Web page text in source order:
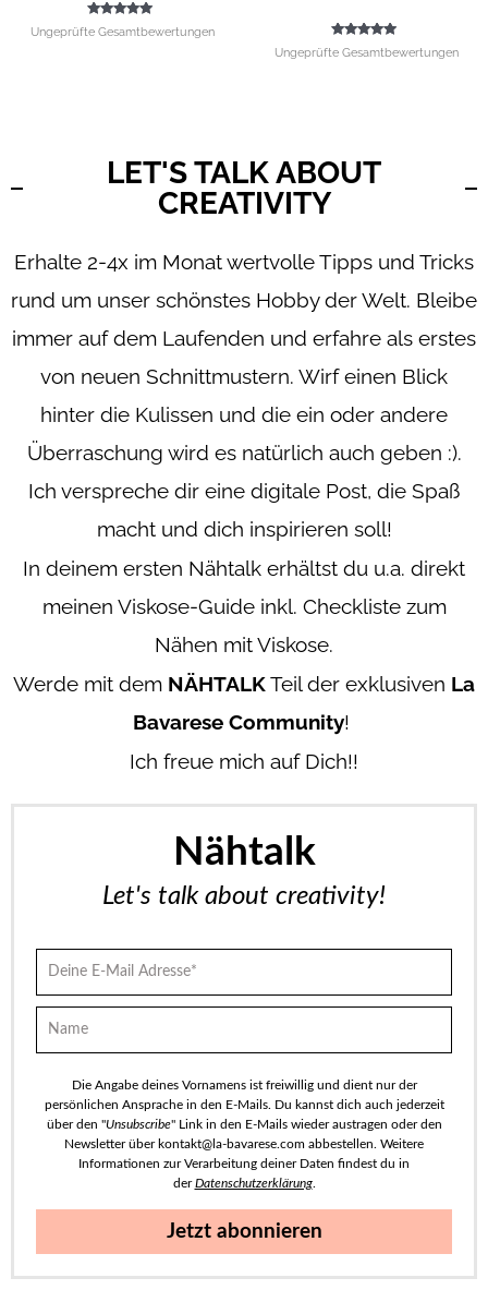
Bewertet mit
5.00
Ungeprüfte Gesamtbewertungen
Bewertet
mit
Ungeprüfte Gesamtbewertungen
LET'S TALK ABOUT
CREATIVITY
Erhalte 2-4x im Monat wertvolle Tipps und Tricks
rund um unser schönstes Hobby der Welt. Bleibe
immer auf dem Laufenden und erfahre als erstes
von neuen Schnittmustern. Wirf einen Blick
hinter die Kulissen und die ein oder andere
Überraschung wird es natürlich auch geben :).
Ich verspreche dir eine digitale Post, die Spaß
macht und dich inspirieren soll!
In deinem ersten Nähtalk erhältst du u.a. direkt
meinen Viskose-Guide inkl. Checkliste zum
Nähen mit Viskose.
Werde mit dem NÄHTALKTeil der exklusiven La
Bavarese Community!
Ich freue mich auf Dich!!
Nähtalk
Let's talk about creativity!
Die Angabe deines Vornamens ist freiwillig und dient nur der
persönlichen Ansprache in den E-Mails. Du kannst dich auch jederzeit
über den "Unsubscribe" Link in den E-Mails wieder austragen oder den
Newsletter über kontakt@la-bavarese.com abbestellen. Weitere
Informationen zur Verarbeitung deiner Daten findest du in
derDatenschutzerklärung.
Jetzt abonnieren